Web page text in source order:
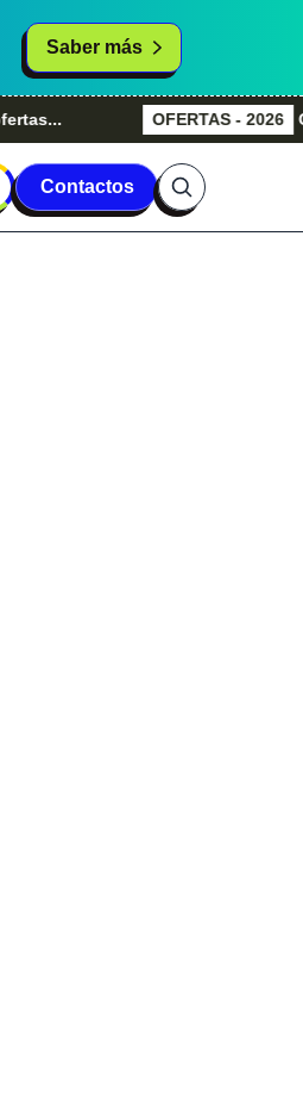
Saber más
OFERTAS - 2026 Grandes
Contactos